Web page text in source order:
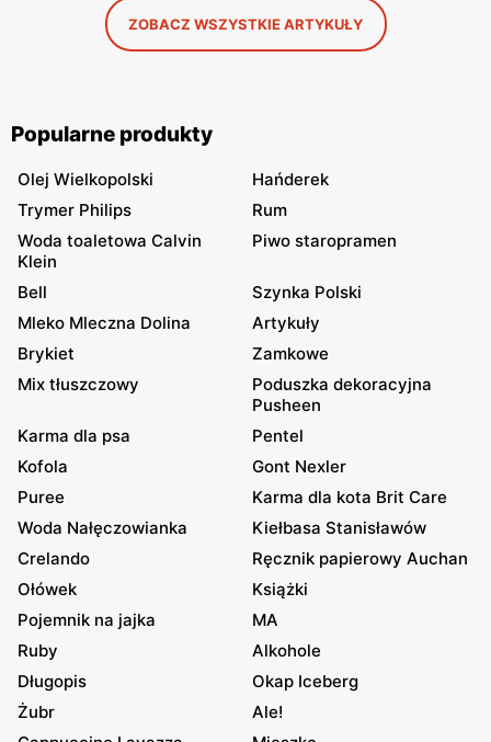
ZOBACZ WSZYSTKIE ARTYKUŁY
Popularne produkty
Olej Wielkopolski
Hańderek
Trymer Philips
Rum
Woda toaletowa Calvin
Klein
Piwo staropramen
Bell
Szynka Polski
Mleko Mleczna Dolina
Artykuły
Brykiet
Zamkowe
Mix tłuszczowy
Poduszka dekoracyjna
Pusheen
Karma dla psa
Pentel
Kofola
Gont Nexler
Puree
Karma dla kota Brit Care
Woda Nałęczowianka
Kiełbasa Stanisławów
Crelando
Ręcznik papierowy Auchan
Ołówek
Książki
Pojemnik na jajka
MA
Ruby
Alkohole
Długopis
Okap Iceberg
Żubr
Ale!